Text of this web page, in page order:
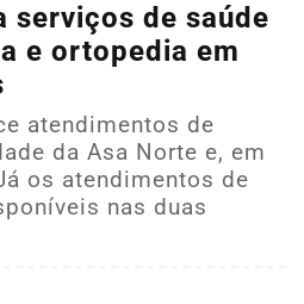
serviços de saúde
e ortopedia em
atendimentos de
da Asa Norte e, em
os atendimentos de
nas duas